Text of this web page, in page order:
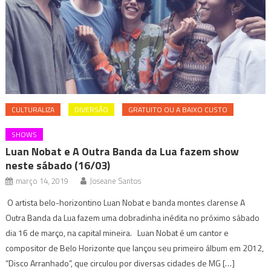
CULTURALIZA DIVERSÃO GRATUITO OU A BAIXO CUSTO
SHOWS
Luan Nobat e A Outra Banda da Lua fazem show
neste sábado (16/03)
março 14, 2019 Joseane Santos
O artista belo-horizontino Luan Nobat e banda montes clarense A
Outra Banda da Lua fazem uma dobradinha inédita no próximo sábado
dia 16 de março, na capital mineira. Luan Nobat é um cantor e
compositor de Belo Horizonte que lançou seu primeiro álbum em 2012,
“Disco Arranhado”, que circulou por diversas cidades de MG […]